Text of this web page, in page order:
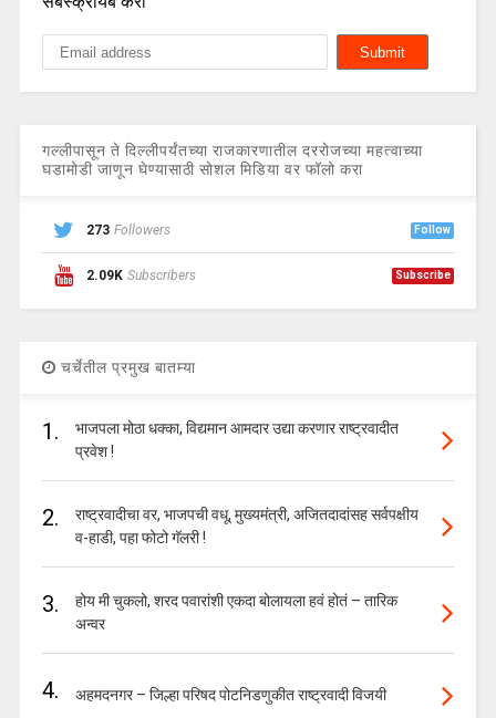
गल्लीपासून ते दिल्लीपर्यंतच्या राजकारणातील दररोजच्या महत्वाच्या
घडामोडी जाणून घेण्यासाठी सोशल मिडिया वर फॉलो करा
273 Followers Follow
2.09K Subscribers Subscribe
चर्चेतील प्रमुख बातम्या
1.
भाजपला मोठा धक्का, विद्यमान आमदार उद्या करणार राष्ट्रवादीत
प्रवेश !
2.
राष्ट्रवादीचा वर, भाजपची वधू, मुख्यमंत्री, अजितदादांसह सर्वपक्षीय
व-हाडी, पहा फोटो गॅलरी !
3.
होय मी चुकलो, शरद पवारांशी एकदा बोलायला हवं होतं – तारिक
अन्वर
4. अहमदनगर – जिल्हा परिषद पोटनिडणुकीत राष्ट्रवादी विजयी